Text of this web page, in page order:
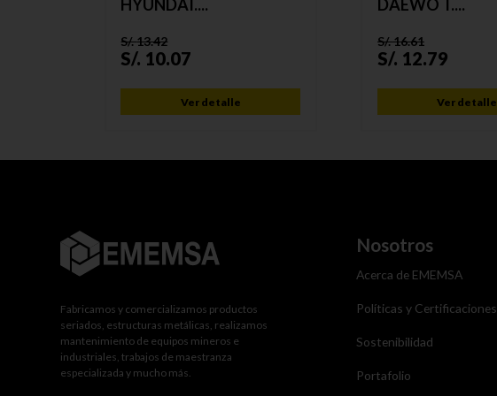
HYUNDAI....
S/.13.42
S/. 10.07
Ver detalle
DAEWO T....
S/.16.61
S/. 12.79
Ver detalle
Fabricamos y comercializamos productos
seriados, estructuras metálicas, realizamos
mantenimiento de equipos mineros e
industriales, trabajos de maestranza
especializada y mucho más.
Nosotros
Acerca de EMEMSA
Políticas y Certificaciones
Sostenibilidad
Portafolio